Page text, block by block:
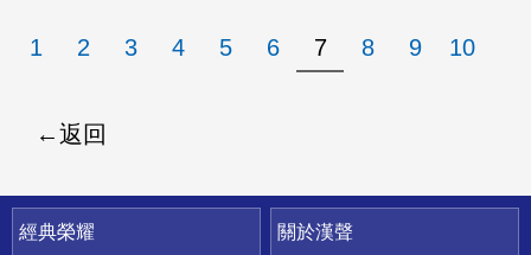
1 2 3 4 5 6 7 8 9 10
返回
快速連結
經典榮耀
關於漢聲